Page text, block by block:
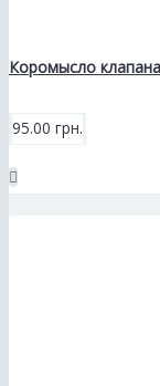
Коромысло
95.00 грн.